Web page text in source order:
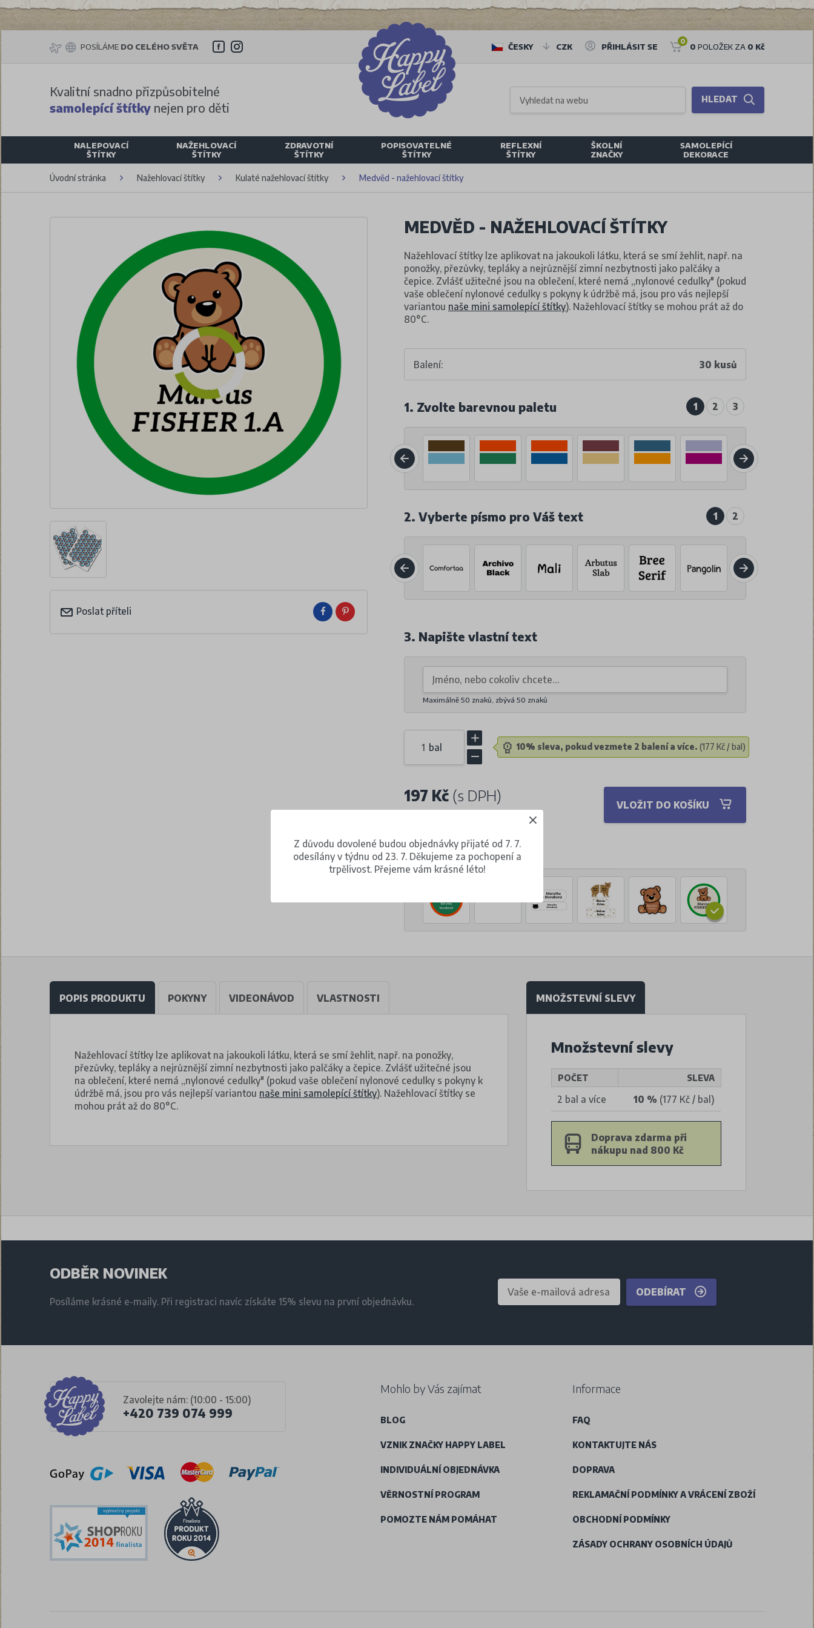
POSÍLÁME DO CELÉHO SVĚTA ČESKY CZK PŘIHLÁSIT SE
0
0 POLOŽEK ZA 0 Kč
Kvalitní snadno přizpůsobitelné
samolepící štítky nejen pro děti
HLEDAT
NALEPOVACÍ
ŠTÍTKY
NAŽEHLOVACÍ
ŠTÍTKY
ZDRAVOTNÍ
ŠTÍTKY
POPISOVATELNÉ
ŠTÍTKY
REFLEXNÍ
ŠTÍTKY
ŠKOLNÍ
ZNAČKY
SAMOLEPÍCÍ
DEKORACE
Úvodní stránka Nažehlovací štítky Kulaté nažehlovací štítky Medvěd - nažehlovací štítky
Poslat příteli
MEDVĚD - NAŽEHLOVACÍ ŠTÍTKY
Nažehlovací štítky lze aplikovat na jakoukoli látku, která se smí žehlit, např. na
ponožky, přezůvky, tepláky a nejrůznější zimní nezbytnosti jako palčáky a
čepice. Zvlášť užitečné jsou na oblečení, které nemá „nylonové cedulky" (pokud
vaše oblečení nylonové cedulky s pokyny k údržbě má, jsou pro vás nejlepší
variantou naše mini samolepící štítky). Nažehlovací štítky se mohou prát až do
80°C.
Balení: 30 kusů
1. Zvolte barevnou paletu 1 2 3
2. Vyberte písmo pro Váš text 1 2
3. Napište vlastní text
Maximálně 50 znaků, zbývá 50 znaků
bal 10% sleva, pokud vezmete 2 balení a více. (177 Kč / bal)
197 Kč (s DPH)
VLOŽIT DO KOŠÍKU
Volba jiného motivu
POPIS PRODUKTU POKYNY VIDEONÁVOD VLASTNOSTI
Nažehlovací štítky lze aplikovat na jakoukoli látku, která se smí žehlit, např. na ponožky,
přezůvky, tepláky a nejrůznější zimní nezbytnosti jako palčáky a čepice. Zvlášť užitečné jsou
na oblečení, které nemá „nylonové cedulky" (pokud vaše oblečení nylonové cedulky s pokyny k
údržbě má, jsou pro vás nejlepší variantou naše mini samolepící štítky). Nažehlovací štítky se
mohou prát až do 80°C.
MNOŽSTEVNÍ SLEVY
Množstevní slevy
POČET SLEVA
2 bal a více 10 % (177 Kč / bal)
Doprava zdarma při
nákupu nad 800 Kč
ODBĚR NOVINEK
Posíláme krásné e-maily. Při registraci navíc získáte 15% slevu na první objednávku.
ODEBÍRAT
Zavolejte nám: (10:00 - 15:00)
+420 739 074 999
Mohlo by Vás zajímat
BLOG
VZNIK ZNAČKY HAPPY LABEL
INDIVIDUÁLNÍ OBJEDNÁVKA
VĚRNOSTNÍ PROGRAM
POMOZTE NÁM POMÁHAT
Informace
FAQ
KONTAKTUJTE NÁS
DOPRAVA
REKLAMAČNÍ PODMÍNKY A VRÁCENÍ ZBOŽÍ
OBCHODNÍ PODMÍNKY
ZÁSADY OCHRANY OSOBNÍCH ÚDAJŮ
Z důvodu dovolené budou objednávky přijaté od 7. 7.
odesílány v týdnu od 23. 7. Děkujeme za pochopení a
trpělivost. Přejeme vám krásné léto!